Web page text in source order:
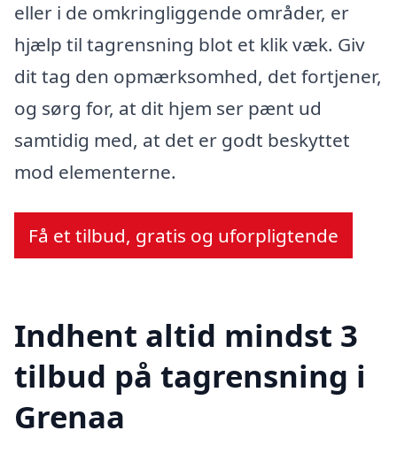
eller i de omkringliggende områder, er
hjælp til tagrensning blot et klik væk. Giv
dit tag den opmærksomhed, det fortjener,
og sørg for, at dit hjem ser pænt ud
samtidig med, at det er godt beskyttet
mod elementerne.
Få et tilbud, gratis og uforpligtende
Indhent altid mindst 3
tilbud på tagrensning i
Grenaa